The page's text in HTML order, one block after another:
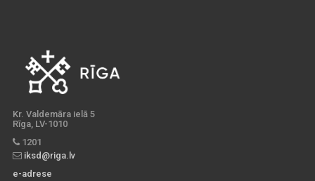
Kr. Valdemāra ielā 5
Rīga, LV-1010
1201
iksd@riga.lv
e-adrese